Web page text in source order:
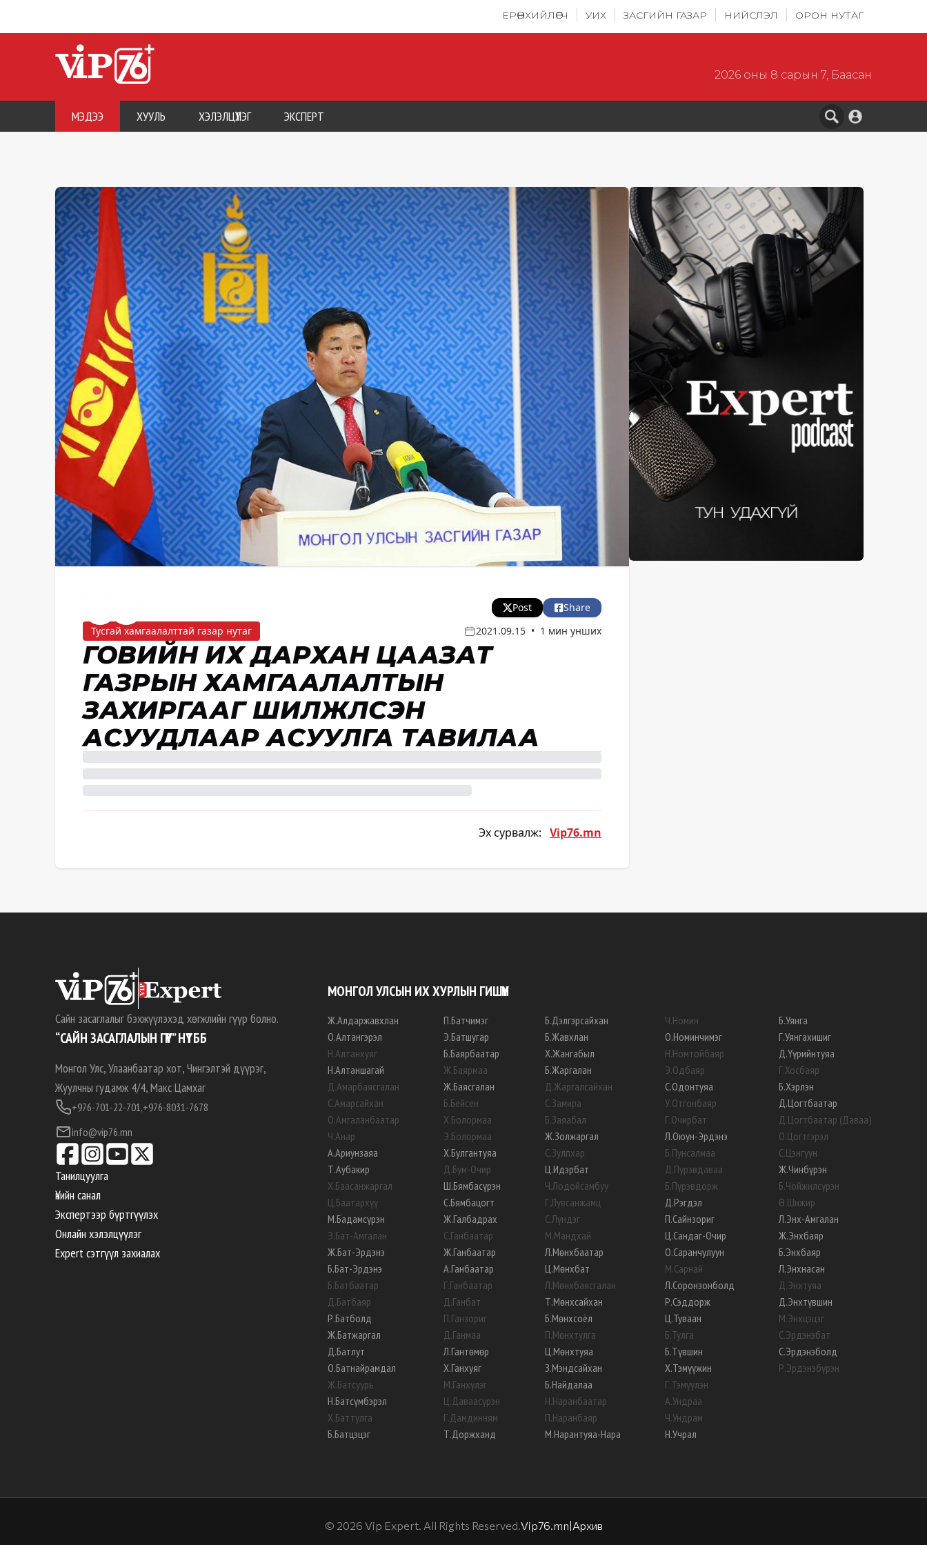
ЕРӨНХИЙЛӨГЧ УИХ ЗАСГИЙН ГАЗАР НИЙСЛЭЛ ОРОН НУТАГ
2026 оны 8 сарын 7, Баасан
МЭДЭЭ ХУУЛЬ ХЭЛЭЛЦҮҮЛЭГ ЭКСПЕРТ
Post
Share
Тусгай хамгаалалттай газар нутаг
2021.09.15 • 1 мин унших
ГОВИЙН ИХ ДАРХАН ЦААЗАТ
ГАЗРЫН ХАМГААЛАЛТЫН
ЗАХИРГААГ ШИЛЖҮҮЛСЭН
АСУУДЛААР АСУУЛГА ТАВИЛАА
Эх сурвалж: Vip76.mn
Сайн засаглалыг бэхжүүлэхэд хөгжлийн гүүр болно.
“САЙН ЗАСАГЛАЛЫН ГҮҮР” НҮТББ
Монгол Улс, Улаанбаатар хот, Чингэлтэй дүүрэг,
Жуулчны гудамж 4/4, Макс Цамхаг
+976-701-22-701,+976-8031-7678
info@vip76.mn
Танилцуулга
Үнийн санал
Экспертээр бүртгүүлэх
Онлайн хэлэлцүүлэг
Expert сэтгүүл захиалах
МОНГОЛ УЛСЫН ИХ ХУРЛЫН ГИШҮҮН
Ж.Алдаржавхлан
О.Алтангэрэл
Н.Алтанхуяг
Н.Алтаншагай
Д.Амарбаясгалан
С.Амарсайхан
О.Амгаланбаатар
Ч.Анар
А.Ариунзаяа
Т.Аубакир
Х.Баасанжаргал
Ц.Баатархүү
М.Бадамсүрэн
Э.Бат-Амгалан
Ж.Бат-Эрдэнэ
Б.Бат-Эрдэнэ
Б.Батбаатар
Д.Батбаяр
Р.Батболд
Ж.Батжаргал
Д.Батлут
О.Батнайрамдал
Ж.Батсуурь
Н.Батсүмбэрэл
Х.Баттулга
Б.Батцэцэг
П.Батчимэг
Э.Батшугар
Б.Баярбаатар
Ж.Баярмаа
Ж.Баясгалан
Б.Бейсен
Х.Болормаа
Э.Болормаа
Х.Булгантуяа
Д.Бум-Очир
Ш.Бямбасүрэн
С.Бямбацогт
Ж.Галбадрах
С.Ганбаатар
Ж.Ганбаатар
А.Ганбаатар
Г.Ганбаатар
Д.Ганбат
П.Ганзориг
Д.Ганмаа
Л.Гантөмөр
Х.Ганхуяг
М.Ганхүлэг
Ц.Даваасүрэн
Г.Дамдинням
Т.Доржханд
Б.Дэлгэрсайхан
Б.Жавхлан
Х.Жангабыл
Б.Жаргалан
Д.Жаргалсайхан
С.Замира
Б.Заяабал
Ж.Золжаргал
С.Зулпхар
Ц.Идэрбат
Ч.Лодойсамбуу
Г.Лувсанжамц
С.Лүндэг
М.Мандхай
Л.Мөнхбаатар
Ц.Мөнхбат
Л.Мөнхбаясгалан
Т.Мөнхсайхан
Б.Мөнхсоёл
П.Мөнхтулга
Ц.Мөнхтуяа
З.Мэндсайхан
Б.Найдалаа
Н.Наранбаатар
П.Наранбаяр
М.Нарантуяа-Нара
Ч.Номин
О.Номинчимэг
Н.Номтойбаяр
Э.Одбаяр
С.Одонтуяа
У.Отгонбаяр
Г.Очирбат
Л.Оюун-Эрдэнэ
Б.Пунсалмаа
Д.Пүрэвдаваа
Б.Пүрэвдорж
Д.Рэгдэл
П.Сайнзориг
Ц.Сандаг-Очир
О.Саранчулуун
М.Сарнай
Л.Соронзонболд
Р.Сэддорж
Ц.Туваан
Б.Тулга
Б.Түвшин
Х.Тэмүүжин
Г.Тэмүүлэн
А.Ундраа
Ч.Ундрам
Н.Учрал
Б.Уянга
Г.Уянгахишиг
Д.Үүрийнтуяа
Г.Хосбаяр
Б.Хэрлэн
Д.Цогтбаатар
Д.Цогтбаатар (Даваа)
О.Цогтгэрэл
С.Цэнгүүн
Ж.Чинбүрэн
Б.Чойжилсүрэн
Ө.Шижир
Л.Энх-Амгалан
Ж.Энхбаяр
Б.Энхбаяр
Л.Энхнасан
Д.Энхтуяа
Д.Энхтүвшин
М.Энхцэцэг
С.Эрдэнэбат
С.Эрдэнэболд
Р.Эрдэнэбүрэн
© 2026 Vip Expert. All Rights Reserved.Vip76.mn Архив